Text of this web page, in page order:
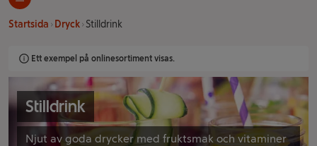
Startsida Dryck Stilldrink
Ett exempel på onlinesortiment visas.
Stilldrink
Njut av goda drycker med fruktsmak och vitaminer